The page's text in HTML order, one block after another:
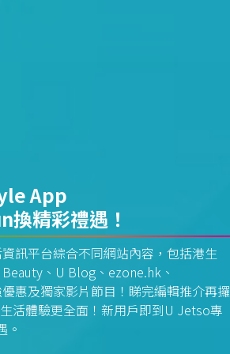
App
換精彩禮遇！
訊平台綜合不同網站內容，包括港生
、U Blog、ezone.hk、
惠及獨家影片節目！睇完編輯推介再攞
活體驗更全面！新用戶即到U Jetso專
。